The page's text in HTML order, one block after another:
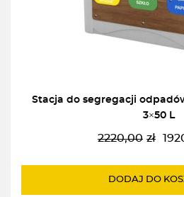
Stacja do segregacji
3×50 L
2220,00 zł
DODAJ DO